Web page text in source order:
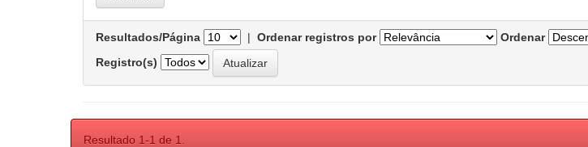
Resultados/Página | Ordenar registros por
Ordenar
Registro(s)
Resultado 1-1 de 1.